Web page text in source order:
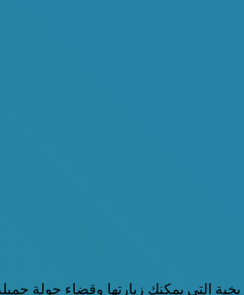
التي يمكنك زيارتها وقضاء جولة